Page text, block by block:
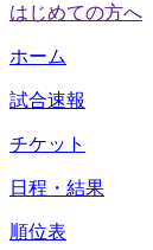
はじめての方へ
ホーム
試合速報
チケット
日程・結果
順位表